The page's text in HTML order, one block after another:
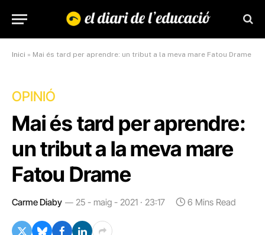
Inici » Mai és tard per aprendre: un tribut a la meva mare Fatou Drame
OPINIÓ
Mai és tard per aprendre:
un tribut a la meva mare
Fatou Drame
Carme Diaby 25 - maig - 2021 · 23:17 6 Mins Read